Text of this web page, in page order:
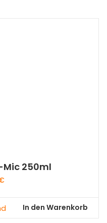
250ml
In den Warenkorb